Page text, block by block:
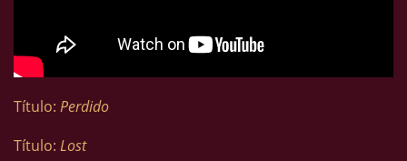
Título: Perdido
Título: Lost